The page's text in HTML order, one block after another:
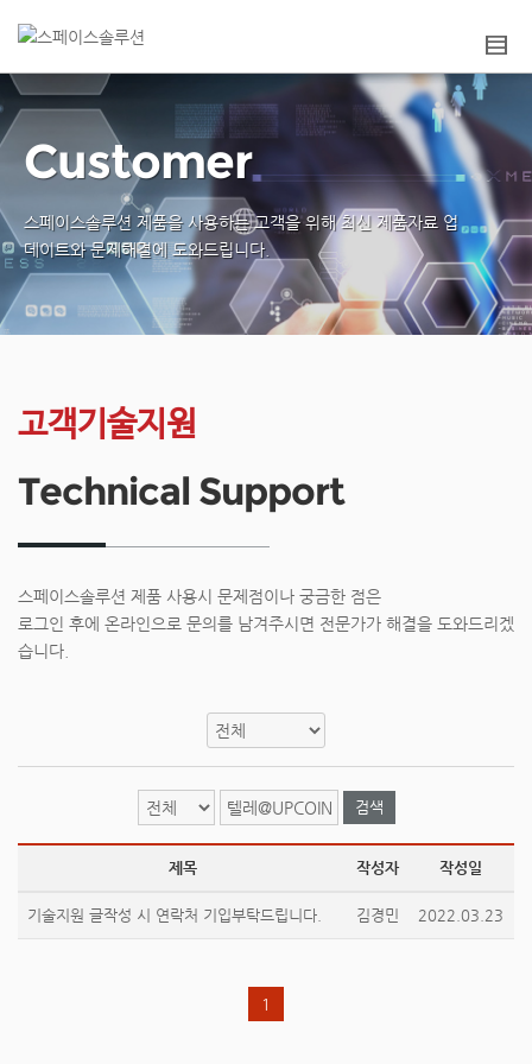
스페이스솔루션 제품을 사용하는 고객을 위해최신 제품자료 업
데이트와 문제해결에 도와드립니다.
Customer
고객기술지원
Technical Support
스페이스솔루션 제품 사용시 문제점이나 궁금한 점은
로그인 후에 온라인으로 문의를 남겨주시면 전문가가 해결을 도와드리겠
습니다.
검색
제목 작성자 작성일
기술지원 글작성 시 연락처 기입부탁드립니다. 김경민 2022.03.23
1